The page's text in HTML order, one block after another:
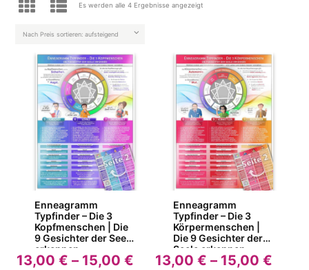
Es werden alle 4 Ergebnisse angezeigt
Enneagramm
Typfinder – Die 3
Kopfmenschen | Die
9 Gesichter der Seele
erkennen
13,00 € – 15,00 €Preisspanne:
Enneagramm
Typfinder – Die 3
Körpermenschen |
Die 9 Gesichter der
Seele erkennen
13,00€ – 15,00€